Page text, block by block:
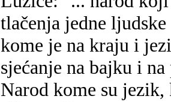
tlačenja jedne
kome je na kraju i
sjećanje na bajku i
Narod kome su